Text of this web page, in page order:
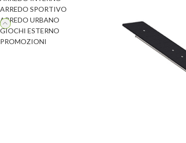
ARREDO URBANO
Cestini
ARREDO SPORTIVO
ARREDO URBANO
GIOCHI ESTERNO
PROMOZIONI